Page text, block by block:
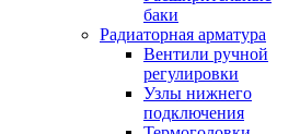
баки
Радиаторная арматура
Вентили ручной
регулировки
Узлы нижнего
подключения